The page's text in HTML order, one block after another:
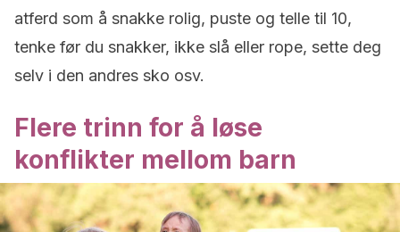
atferd som å snakke rolig, puste og telle til 10,
tenke før du snakker, ikke slå eller rope, sette deg
selv i den andres sko osv.
Flere trinn for å løse
konflikter mellom barn